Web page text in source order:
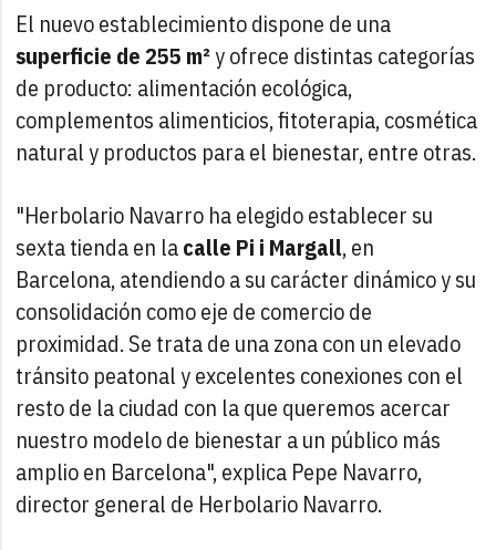
El nuevo establecimiento dispone de una
superficie de 255 m²y ofrece distintas categorías
de producto: alimentación ecológica,
complementos alimenticios, fitoterapia, cosmética
natural y productos para el bienestar, entre otras.
"Herbolario Navarro ha elegido establecer su
sexta tienda en lacalle Pi i Margall, en
Barcelona, atendiendo a su carácter dinámico y su
consolidación como eje de comercio de
proximidad. Se trata de una zona con un elevado
tránsito peatonal y excelentes conexiones con el
resto de la ciudad con la que queremos acercar
nuestro modelo de bienestar a un público más
amplio en Barcelona", explica Pepe Navarro,
director general de Herbolario Navarro.